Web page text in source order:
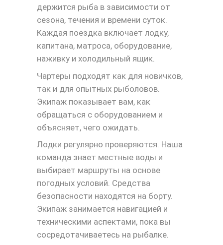
держится рыба в зависимости от
сезона, течения и времени суток.
Каждая поездка включает лодку,
капитана, матроса, оборудование,
наживку и холодильный ящик.
Чартеры подходят как для новичков,
так и для опытных рыболовов.
Экипаж показывает вам, как
обращаться с оборудованием и
объясняет, чего ожидать.
Лодки регулярно проверяются. Наша
команда знает местные воды и
выбирает маршруты на основе
погодных условий. Средства
безопасности находятся на борту.
Экипаж занимается навигацией и
техническими аспектами, пока вы
сосредотачиваетесь на рыбалке.